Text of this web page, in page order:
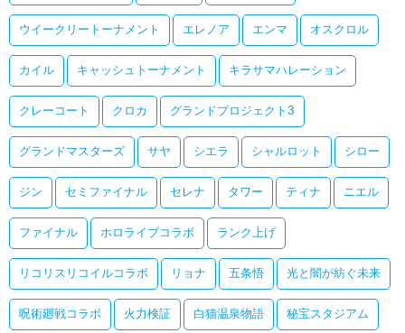
ウイークリートーナメント エレノア エンマ オスクロル
カイル キャッシュトーナメント キラサマハレーション
クレーコート クロカ グランドプロジェクト3
グランドマスターズ サヤ シエラ シャルロット シロー
ジン セミファイナル セレナ タワー ティナ ニエル
ファイナル ホロライブコラボ ランク上げ
リコリスリコイルコラボ リョナ 五条悟 光と闇が紡ぐ未来
呪術廻戦コラボ 火力検証 白猫温泉物語 秘宝スタジアム